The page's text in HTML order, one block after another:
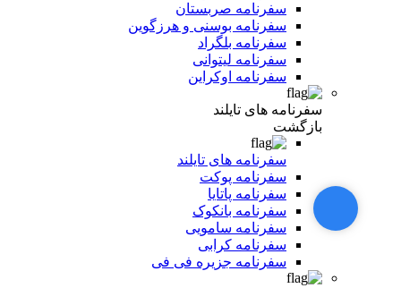
سفرنامه صربستان
سفرنامه بوسنی و هرزگوین
سفرنامه بلگراد
سفرنامه لیتوانی
سفرنامه اوکراین
سفرنامه های تایلند
بازگشت
سفرنامه های تایلند
سفرنامه پوکت
سفرنامه پاتایا
سفرنامه بانکوک
سفرنامه سامویی
سفرنامه کرابی
سفرنامه جزیره فی فی